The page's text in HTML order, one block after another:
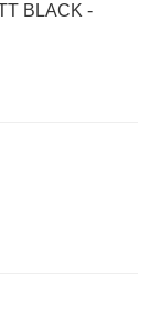
BLACK -